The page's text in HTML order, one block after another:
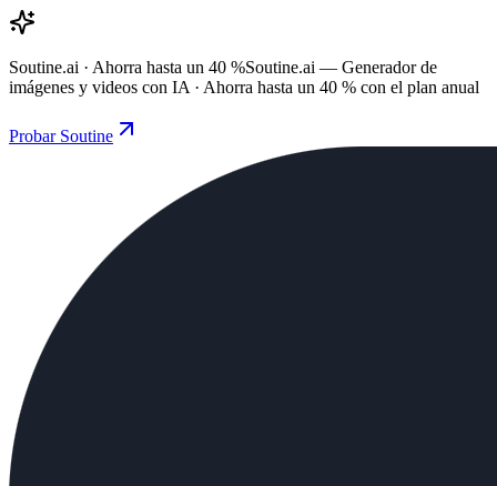
Soutine.ai · Ahorra hasta un 40 %Soutine.ai — Generador de
imágenes y videos con IA · Ahorra hasta un 40 % con el plan anual
Probar Soutine